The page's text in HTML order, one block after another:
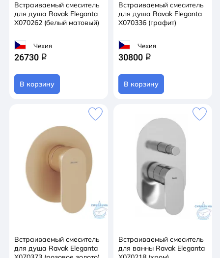
Встраиваемый смеситель
для душа Ravak Eleganta
X070262 (белый матовый)
Чехия
26730 q
В корзину
Встраиваемый смеситель
для душа Ravak Eleganta
X070336 (графит)
Чехия
30800 q
В корзину
Встраиваемый смеситель
для душа Ravak Eleganta
Встраиваемый смеситель
для ванны Ravak Eleganta